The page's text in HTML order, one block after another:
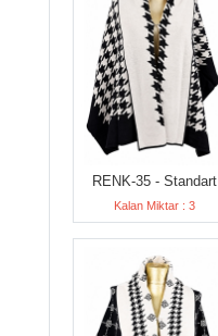
RENK-35 - Standart
Kalan Miktar : 3